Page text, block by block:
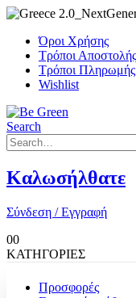
Όροι Χρήσης
Τρόποι Αποστολής
Τρόποι Πληρωμής
Wishlist
Search
Καλωσήλθατε
Σύνδεση / Εγγραφή
00
ΚΑΤΗΓΟΡΙΕΣ
Προσφορές